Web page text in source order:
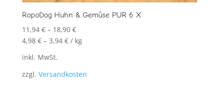
RopoDog Huhn & Gemüse PUR 6 X
11,94 €– 18,90 €
4,98 €– 3,94 €/ kg
inkl. MwSt.
zzgl. Versandkosten